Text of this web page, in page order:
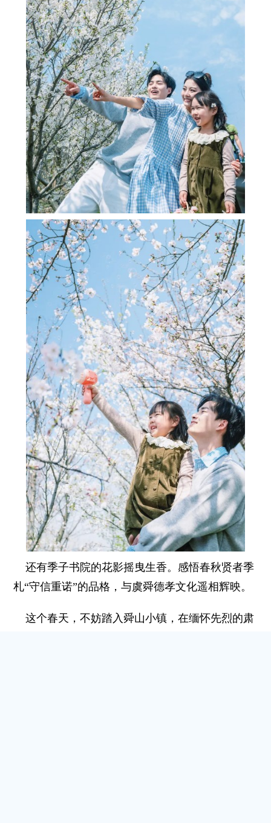
还有季子书院的花影摇曳生香。感悟春秋贤者季
札“守信重诺”的品格，与虞舜德孝文化遥相辉映。
这个春天，不妨踏入舜山小镇，在缅怀先烈的肃